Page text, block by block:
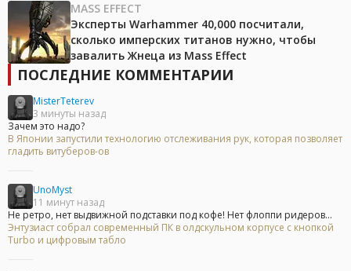
MASS EFFECT
Эксперты Warhammer 40,000 посчитали,
сколько имперских титанов нужно, чтобы
завалить Жнеца из Mass Effect
ПОСЛЕДНИЕ КОММЕНТАРИИ
MisterTeterev
3 минуты назад
Зачем это надо?
В Японии запустили технологию отслеживания рук, которая позволяет
гладить витуберов-ов
UnoMyst
11 минут назад
Не ретро, нет выдвижной подставки под кофе! Нет флоппи ридеров...
Энтузиаст собрал современный ПК в олдскульном корпусе с кнопкой
Turbo и цифровым табло